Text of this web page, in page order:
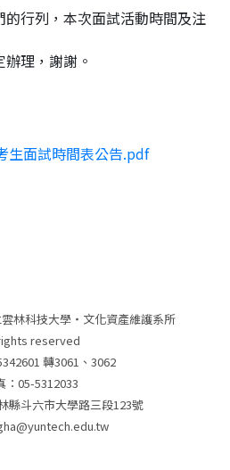
行列，本次面試活動時間及注
理，謝謝。
生面試時間表公告.pdf
林科技大學‧文化資產維護系所
reserved
轉3061、3062
：05-5312033
縣斗六市大學路三段123號